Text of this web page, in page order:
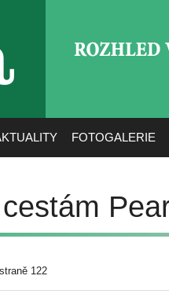
FOTOGALERIE
122